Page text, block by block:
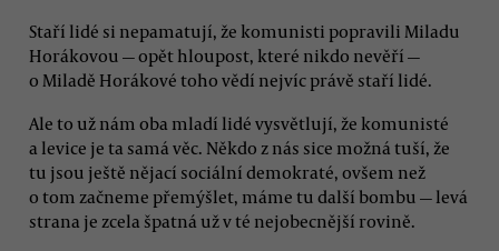
Staří lidé si nepamatují, že komunisti popravili Miladu
Horákovou — opět hloupost, které nikdo nevěří —
o Miladě Horákové toho vědí nejvíc právě staří lidé.
Ale to už nám oba mladí lidé vysvětlují, že komunisté
a levice je ta samá věc. Někdo z nás sice možná tuší, že
tu jsou ještě nějací sociální demokraté, ovšem než
o tom začneme přemýšlet, máme tu další bombu — levá
strana je zcela špatná už v té nejobecnější rovině.